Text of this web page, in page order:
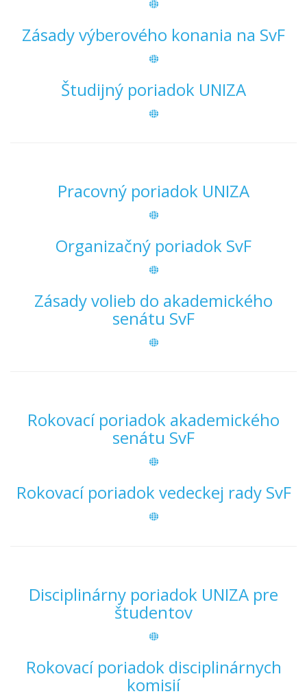
Zásady výberového konania na SvF
Študijný poriadok UNIZA
Pracovný poriadok UNIZA
Organizačný poriadok SvF
Zásady volieb do akademického
senátu SvF
Rokovací poriadok akademického
senátu SvF
Rokovací poriadok vedeckej rady SvF
Disciplinárny poriadok UNIZA pre
študentov
Rokovací poriadok disciplinárnych
komisií